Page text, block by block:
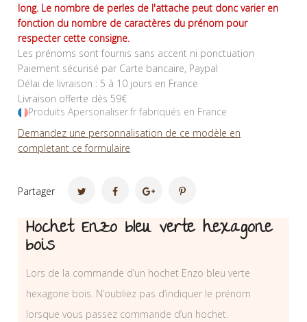
long. Le nombre de perles de l'attache peut donc varier en
fonction du nombre de caractères du prénom pour
respecter cette consigne.
Les prénoms sont fournis sans accent ni ponctuation
Paiement sécurisé par Carte bancaire, Paypal
Délai de livraison : 5 à 10 jours en France
Livraison offerte dès 59€
Produits Apersonaliser.fr fabriqués en France
Demandez une personnalisation de ce modèle en
completant ce formulaire
Partager
Hochet Enzo bleu verte hexagone
bois
Lors de la commande d’un hochet Enzo bleu verte
hexagone bois. N’oubliez pas d’indiquer le prénom
lorsque vous passez commande d’un hochet.